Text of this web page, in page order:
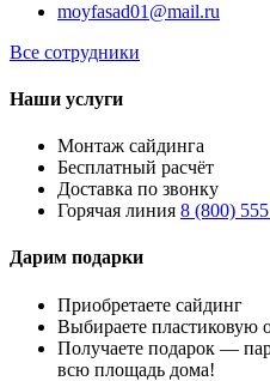
moyfasad01@mail.ru
Все сотрудники
Наши услуги
Монтаж сайдинга
Бесплатный расчёт
Доставка по звонку
Горячая линия 8 (800)
Дарим подарки
Приобретаете сайдинг
Выбираете пластиковую
Получаете подарок —
всю площадь дома!